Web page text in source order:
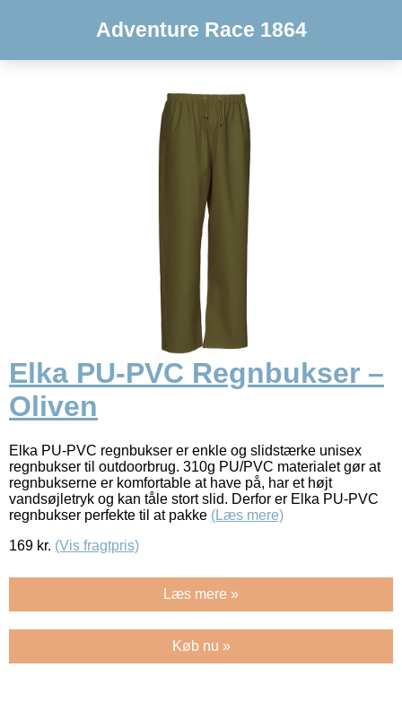
Adventure Race 1864
Elka PU-PVC Regnbukser –
Oliven
Elka PU-PVC regnbukser er enkle og slidstærke unisex
regnbukser til outdoorbrug. 310g PU/PVC materialet gør at
regnbukserne er komfortable at have på, har et højt
vandsøjletryk og kan tåle stort slid. Derfor er Elka PU-PVC
regnbukser perfekte til at pakke (Læs mere)
169 kr. (Vis fragtpris)
Læs mere »
Køb nu »